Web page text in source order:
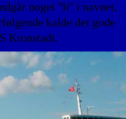
noget "h" i navnet,
kalde det gode
Kronstadt.